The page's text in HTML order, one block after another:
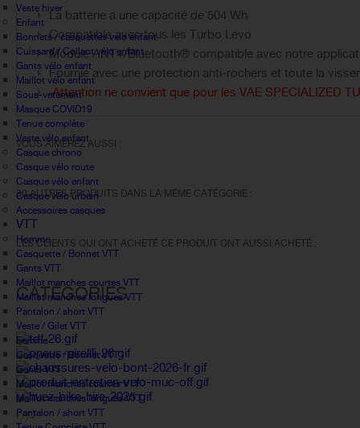
Veste hiver
Enfant
Bonnets / casquettes velo enfant
Cuissard / Collant vélo enfant
Gants vélo enfant
Maillot vélo enfant
Sous-vetement
Masque COVID19
Tenue complète
Veste vélo enfant
Casque chrono
Casque vélo route
Casque vélo enfant
Casque vélo urbain
Accessoires casques
VTT
Homme
Casquette / Bonnet VTT
Gants VTT
Maillot manches courtes VTT
Maillot manches longues VTT
Pantalon / short VTT
Veste / Gilet VTT
Femme
Casquette / Bonnet VTT
Gants VTT
Maillot manches courtes VTT
Maillot manches longues VTT
Pantalon / short VTT
La batterie a une capacité de 504 Wh
Compatible avec tous les Turbo Levo
Module ANT+/Bluetooth® compatible avec notre
Fournie avec une protection anti-rochers et toute la
Attention ne convient que pour les VAE SPECIALIZED
VOUS AIMEREZ AUSSI :
30 AUTRES PRODUITS DANS LA MÊME CATÉGORIE :
LES CLIENTS QUI ONT ACHETÉ CE PRODUIT ONT AUSSI ACHETÉ :
CATÉGORIES
FAQ